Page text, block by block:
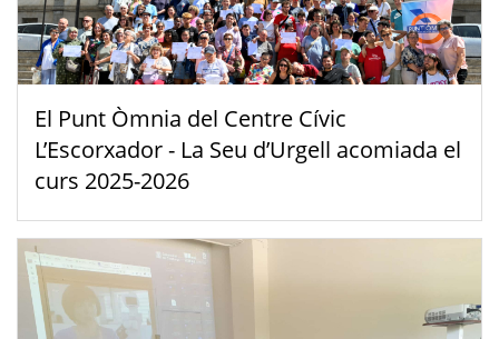
El Punt Òmnia del Centre Cívic
L’Escorxador - La Seu d’Urgell acomiada el
curs 2025-2026